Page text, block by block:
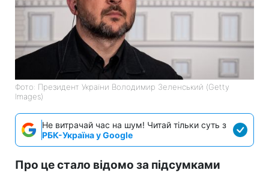
Фото: Президент України Володимир Зеленський (Getty
Images)
Не витрачай час на шум! Читай тільки суть з
РБК-Україна у Google
Про це стало відомо за підсумками